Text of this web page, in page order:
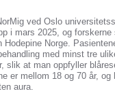
ved Oslo
i mars 2025, og forskerne
Hodepine Norge.
med minst tre
slik at man oppfyller
er mellom 18 og 70 år,
aura.